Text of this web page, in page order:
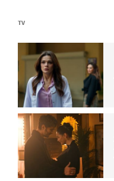
TV